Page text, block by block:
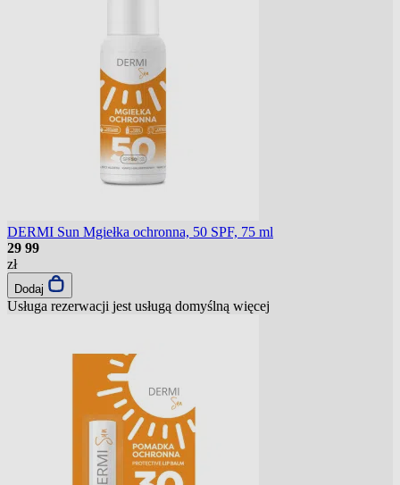
DERMI Sun Mgiełka ochronna, 50 SPF, 75 ml
29 99
zł
Dodaj
Usługa rezerwacji jest usługą domyślną więcej